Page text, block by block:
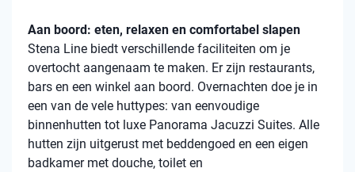
Aan boord: eten, relaxen en comfortabel slapen
Stena Line biedt verschillende faciliteiten om je
overtocht aangenaam te maken. Er zijn restaurants,
bars en een winkel aan boord. Overnachten doe je in
een van de vele huttypes: van eenvoudige
binnenhutten tot luxe Panorama Jacuzzi Suites. Alle
hutten zijn uitgerust met beddengoed en een eigen
badkamer met douche, toilet en